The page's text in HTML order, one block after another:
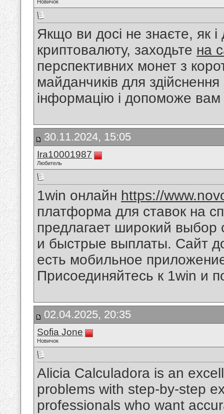
Новичок
Якщо ви досі не знаєте, як і
криптовалюту, заходьте на
перспективних монет з
майданчиків для
інформацію і допоможе вам
30.11.2024, 15:05
Ira10001987
Любитель
1win онлайн https://
платформа для ставок на
предлагает широкий
и быстрые выплаты. Сайт
есть мобильное
Присоединяйтесь к 1win и
02.04.2025, 20:35
Sofia Jone
Новичок
Alicia Calculadora is an
problems with step-by-step
professionals who want